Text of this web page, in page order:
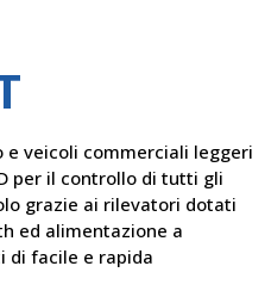
veicoli commerciali leggeri
per il controllo di tutti gli
grazie ai rilevatori dotati
ed alimentazione a
di facile e rapida